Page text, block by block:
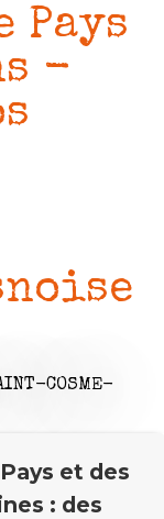
Pays
-
COSME-
et des
: des